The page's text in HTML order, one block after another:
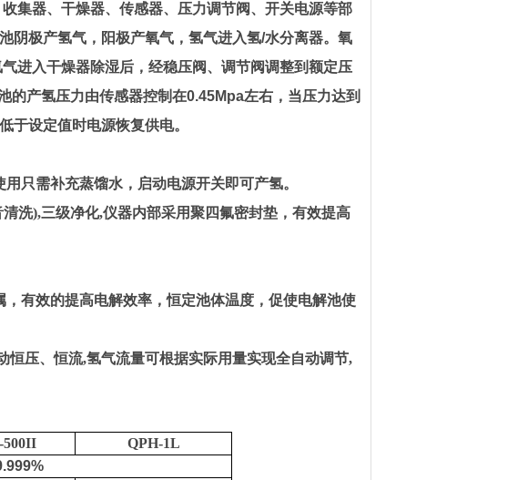
集器、干燥器、传感器、压力调节阀、开关电源等部
阴极产氢气，阳极产氧气，氢气进入氢/水分离器。氧
进入干燥器除湿后，经稳压阀、调节阀调整到额定压
的产氢压力由传感器控制在0.45Mpa左右，当压力达到
于设定值时电源恢复供电。
只需补充蒸馏水，启动电源开关即可产氢。
清洗),三级净化,仪器内部采用聚四氟密封垫，有效提高
有效的提高电解效率，恒定池体温度，促使电解池使
恒压、恒流,氢气流量可根据实际用量实现全自动调节,
500II
QPH-1L
9%